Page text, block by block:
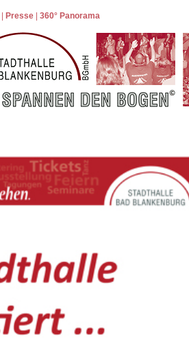
Presse 360° Panorama